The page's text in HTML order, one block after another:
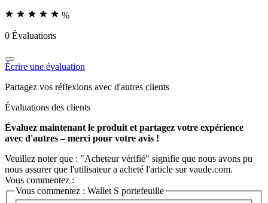
%
0 Évaluations
Écrire une évaluation
Partagez vos réflexions avec d'autres clients
Évaluations des clients
Évaluez maintenant le produit et partagez votre expérience
avec d'autres – merci pour votre avis !
Veuillez noter que : "Acheteur vérifié" signifie que nous avons pu
nous assurer que l'utilisateur a acheté l'article sur vaude.com.
Vous commentez :
Vous commentez : Wallet S portefeuille